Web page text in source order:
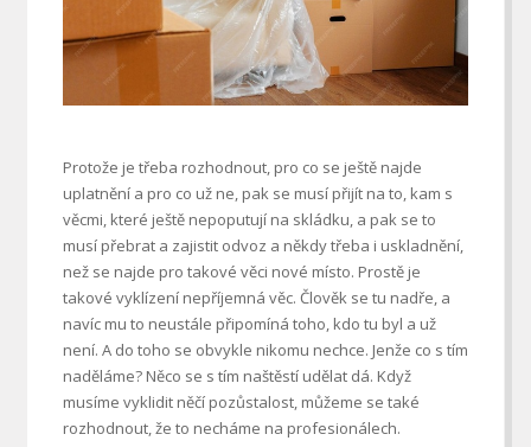
Protože je třeba rozhodnout, pro co se ještě najde
uplatnění a pro co už ne, pak se musí přijít na to, kam s
věcmi, které ještě nepoputují na skládku, a pak se to
musí přebrat a zajistit odvoz a někdy třeba i uskladnění,
než se najde pro takové věci nové místo. Prostě je
takové vyklízení nepříjemná věc. Člověk se tu nadře, a
navíc mu to neustále připomíná toho, kdo tu byl a už
není. A do toho se obvykle nikomu nechce. Jenže co s tím
naděláme? Něco se s tím naštěstí udělat dá. Když
musíme vyklidit něčí pozůstalost, můžeme se také
rozhodnout, že to necháme na profesionálech.